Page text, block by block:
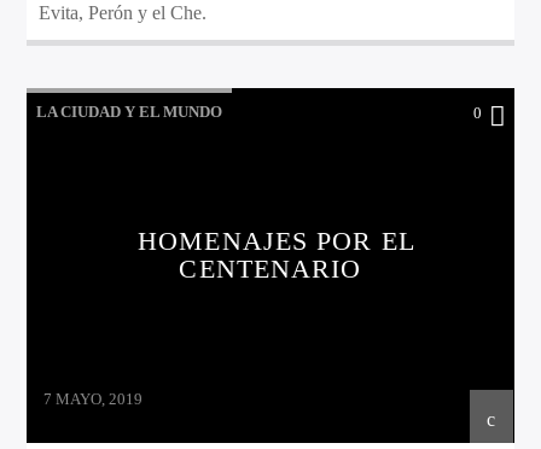
Evita, Perón y el Che.
LA CIUDAD Y EL MUNDO 0
HOMENAJES POR EL
CENTENARIO
7 MAYO, 2019